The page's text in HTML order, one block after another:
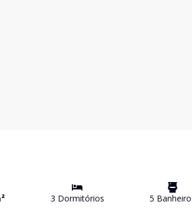
3 Dormitórios 5 Banheiro